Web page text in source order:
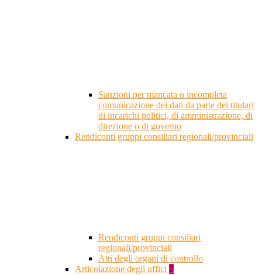
Sanzioni per mancata o incompleta
comunicazione dei dati da parte dei titolari
di incarichi politici, di amministrazione, di
direzione o di governo
Rendiconti gruppi consiliari regionali/provinciali
Rendiconti gruppi consiliari
regionali/provinciali
Atti degli organi di controllo
Articolazione degli uffici 7